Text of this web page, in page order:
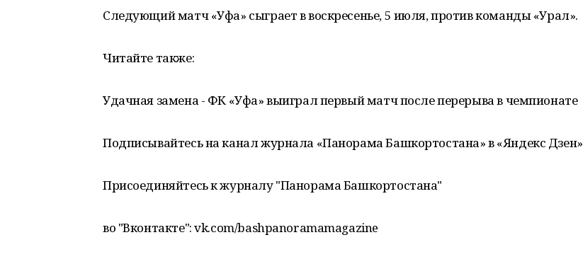
Следующий матч «Уфа» сыграет в воскресенье, 5 июля, против команды «Урал».
Читайте также:
Удачная замена - ФК «Уфа» выиграл первый матч после перерыва в чемпионате
Подписывайтесь на канал журнала «Панорама Башкортостана» в «Яндекс Дзен»
Присоединяйтесь к журналу "Панорама Башкортостана"
во "Вконтакте": vk.com/bashpanoramamagazine